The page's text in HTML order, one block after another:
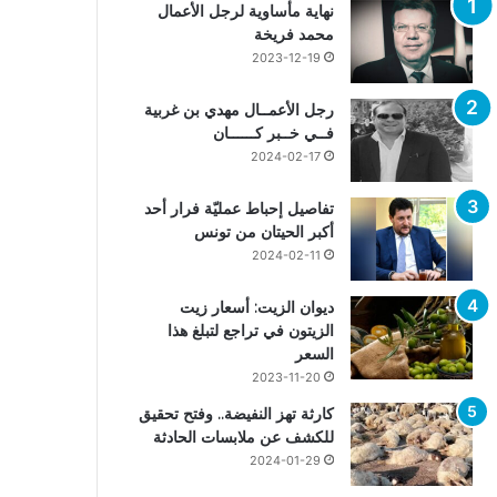
نهاية مأساوية لرجل الأعمال
محمد فريخة
2023-12-19
رجل الأعمــال مهدي بن غربية
فــي خــبر كــــــان
2024-02-17
تفاصيل إحباط عمليّة فرار أحد
أكبر الحيتان من تونس
2024-02-11
ديوان الزيت: أسعار زيت
الزيتون في تراجع لتبلغ هذا
السعر
2023-11-20
كارثة تهز النفيضة.. وفتح تحقيق
للكشف عن ملابسات الحادثة
2024-01-29